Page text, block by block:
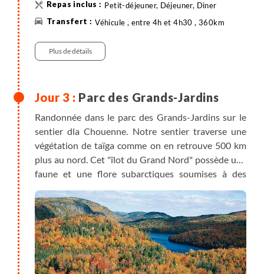
Petit-déjeuner, Déjeuner, Diner
Véhicule , entre 4h et 4h30 , 360km
Plus de détails
Parc des Grands-Jardins
Randonnée dans le parc des Grands-Jardins sur le
sentier dla Chouenne. Notre sentier traverse une
végétation de taïga comme on en retrouve 500 km
plus au nord. Cet "îlot du Grand Nord" possède une
faune et une flore subarctiques soumises à des
conditions climatiques rigoureuses. Il abrite en outre
des caribous forestiers (malheureusement très
difficiles à apercevoir). Le sentier de la Chouenne
donne accès à un sommet à 730 m d’altitude.
Magnifiques points de vue sur la vallée et sur la
façade du mont du Gros Bras. Un spectacle